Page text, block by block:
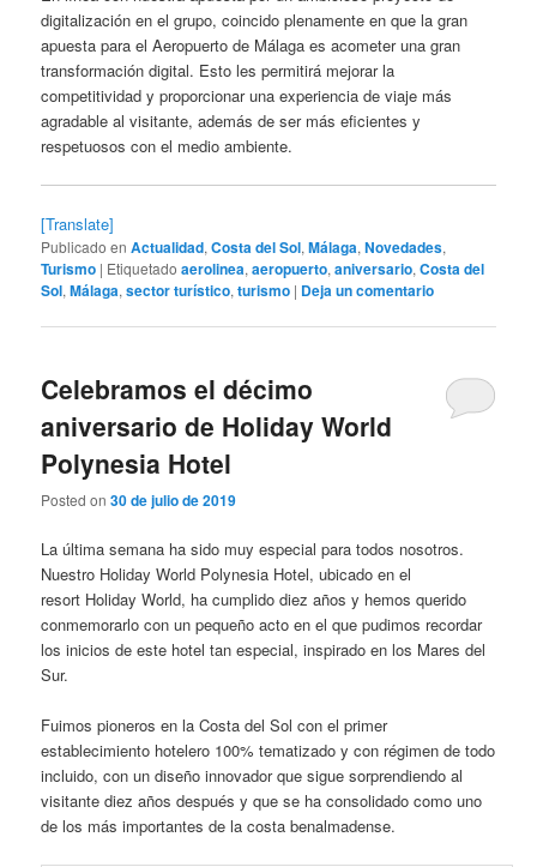
digitalización en el grupo, coincido plenamente en que la gran
apuesta para el Aeropuerto de Málaga es acometer una gran
transformación digital. Esto les permitirá mejorar la
competitividad y proporcionar una experiencia de viaje más
agradable al visitante, además de ser más eficientes y
respetuosos con el medio ambiente.
[Translate]
Publicado en Actualidad,Costa del Sol,Málaga,Novedades,
Turismo | Etiquetado aerolinea,aeropuerto,aniversario,Costa del
Sol,Málaga,sector turístico,turismo | Deja un comentario
Celebramos el décimo
aniversario de Holiday World
Polynesia Hotel
Posted on30 de julio de 2019
La última semana ha sido muy especial para todos nosotros.
Nuestro Holiday World Polynesia Hotel, ubicado en el
resort Holiday World, ha cumplido diez años y hemos querido
conmemorarlo con un pequeño acto en el que pudimos recordar
los inicios de este hotel tan especial, inspirado en los Mares del
Sur.
Fuimos pioneros en la Costa del Sol con el primer
establecimiento hotelero 100% tematizado y con régimen de todo
incluido, con un diseño innovador que sigue sorprendiendo al
visitante diez años después y que se ha consolidado como uno
de los más importantes de la costa benalmadense.